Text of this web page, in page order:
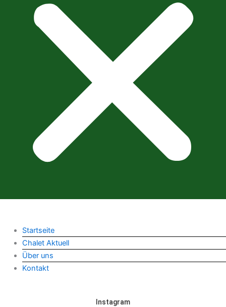
Startseite
Chalet Aktuell
Über uns
Kontakt
Instagram